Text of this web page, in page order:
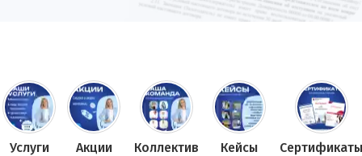
Услуги Акции Коллектив Кейсы Сертификаты